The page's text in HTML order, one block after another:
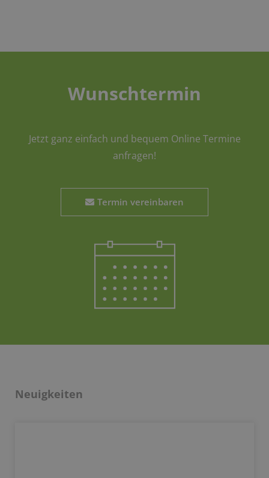
Wunschtermin
Jetzt ganz einfach und bequem Online Termine
anfragen!
Termin vereinbaren
Neuigkeiten